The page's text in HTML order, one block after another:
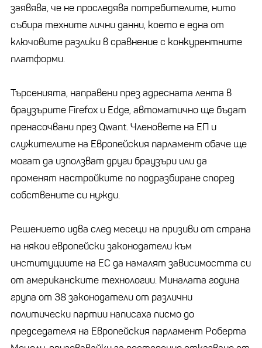
заявява, че не проследява потребителите, нито
събира техните лични данни, което е една от
ключовите разлики в сравнение с конкурентните
платформи.
Търсенията, направени през адресната лента в
браузърите Firefox и Edge, автоматично ще бъдат
пренасочвани през Qwant. Членовете на ЕП и
служителите на Европейския парламент обаче ще
могат да използват други браузъри или да
променят настройките по подразбиране според
собствените си нужди.
Решението идва след месеци на призиви от страна
на някои европейски законодатели към
институциите на ЕС да намалят зависимостта си
от американските технологии. Миналата година
група от 38 законодатели от различни
политически партии написаха писмо до
председателя на Европейския парламент Роберта